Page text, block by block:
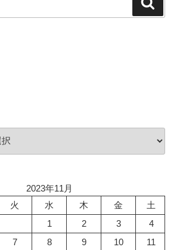
2023年11月
火 水 木 金
土
1
2 3
4
7 8 9 10
11